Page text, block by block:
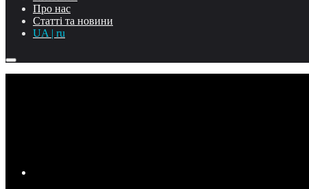
Про нас
Статті та новини
UA | ru